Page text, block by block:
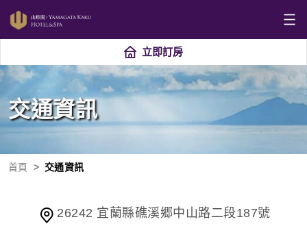
立即訂房
交通資訊
首頁 交通資訊
26242 宜蘭縣礁溪郷中山路二段187號